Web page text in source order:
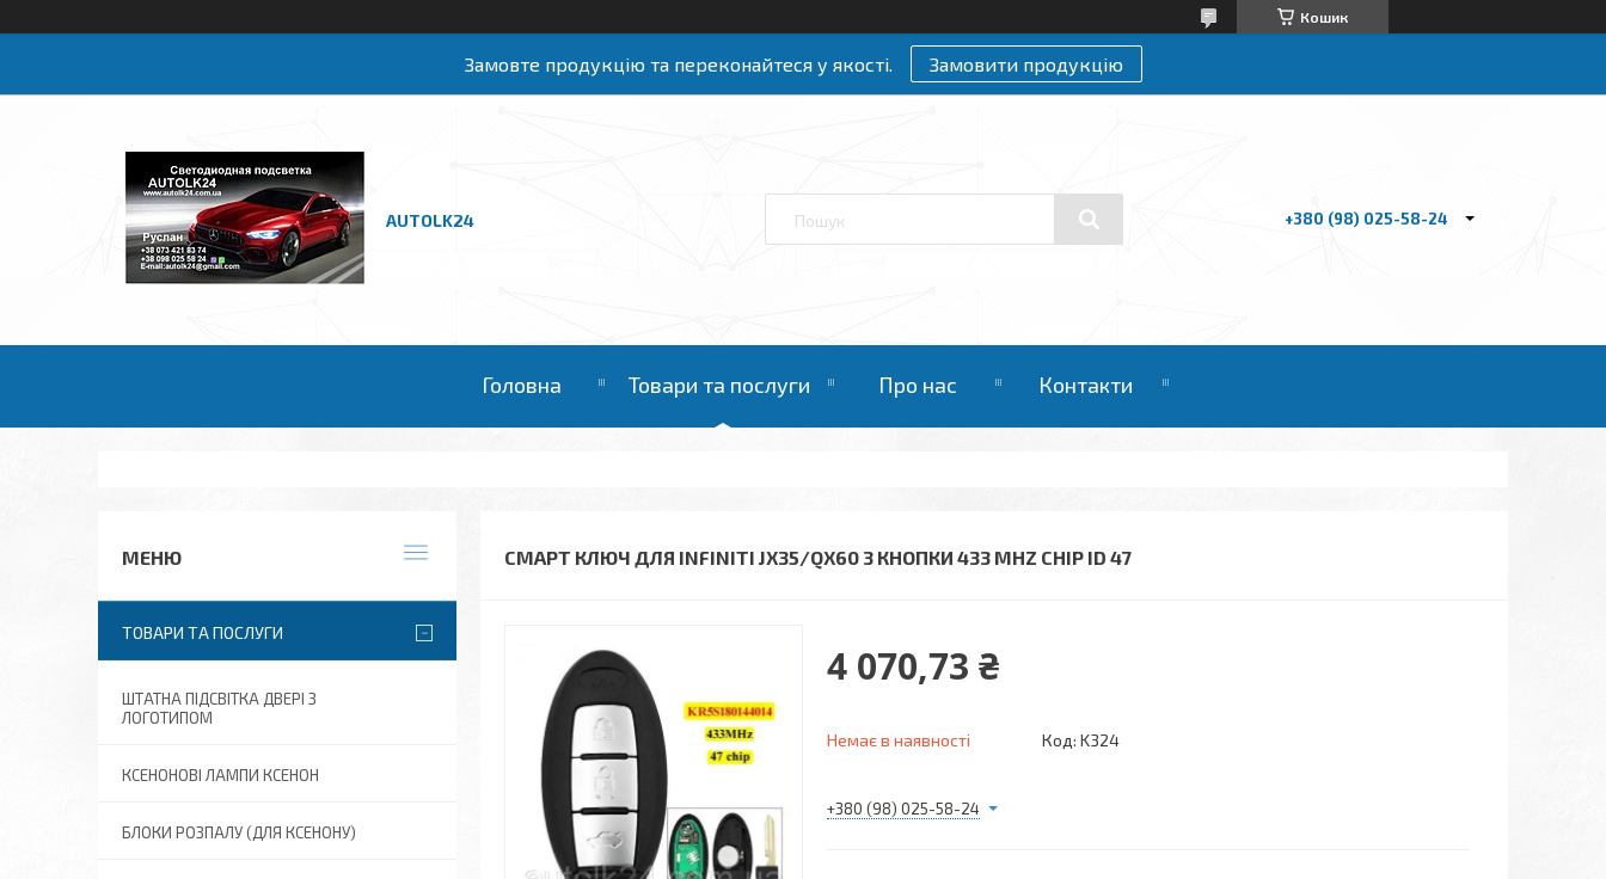
Кошик
Замовте продукцію та переконайтеся у якості. Замовити продукцію
AUTOLK24 +380 (98) 025-58-24
Головна Товари та послуги Про нас Контакти
СМАРТ КЛЮЧ ДЛЯ INFINITI JX35/QX60 3 КНОПКИ 433 MHZ CHIP ID 47
4 070,73 ₴
Немає в наявності Код: K324
+380 (98) 025-58-24
ТОВАРИ ТА ПОСЛУГИ
ШТАТНА ПІДСВІТКА ДВЕРІ З
ЛОГОТИПОМ
КСЕНОНОВІ ЛАМПИ КСЕНОН
БЛОКИ РОЗПАЛУ (ДЛЯ КСЕНОНУ)